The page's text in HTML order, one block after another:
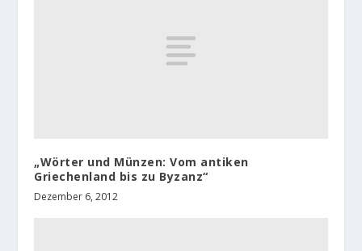
„Wörter und Münzen: Vom antiken
Griechenland bis zu Byzanz“
Dezember 6, 2012